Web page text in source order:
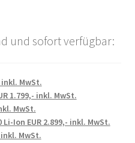
und sofort verfügbar:
inkl. MwSt.
1.799,- inkl. MwSt.
MwSt.
Ion EUR 2.899,- inkl. MwSt.
inkl. MwSt.